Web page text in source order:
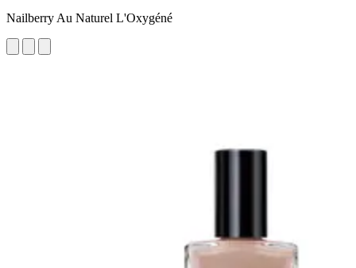
Nailberry Au Naturel L'Oxygéné